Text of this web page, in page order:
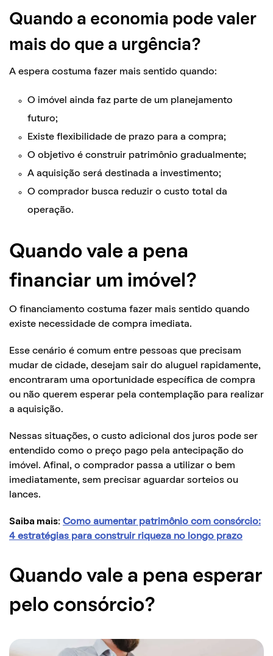
Quando a economia pode valer
mais do que a urgência?
A espera costuma fazer mais sentido quando:
O imóvel ainda faz parte de um planejamento
futuro;
Existe flexibilidade de prazo para a compra;
O objetivo é construir patrimônio gradualmente;
A aquisição será destinada a investimento;
O comprador busca reduzir o custo total da
operação.
Quando vale a pena
financiar um imóvel?
O financiamento costuma fazer mais sentido quando
existe necessidade de compra imediata.
Esse cenário é comum entre pessoas que precisam
mudar de cidade, desejam sair do aluguel rapidamente,
encontraram uma oportunidade específica de compra
ou não querem esperar pela contemplação para realizar
a aquisição.
Nessas situações, o custo adicional dos juros pode ser
entendido como o preço pago pela antecipação do
imóvel. Afinal, o comprador passa a utilizar o bem
imediatamente, sem precisar aguardar sorteios ou
lances.
Saiba mais: Como aumentar patrimônio com consórcio:
4 estratégias para construir riqueza no longo prazo
Quando vale a pena esperar
pelo consórcio?